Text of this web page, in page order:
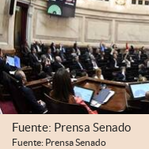
El Cronista Studio
Mediakit
abre en nueva pestaña
Argentina
Fuente: Prensa Senado
Fuente: Prensa Senado